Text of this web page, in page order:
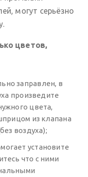
могут серьёзно
цветов,
заправлен, в
произведите
цвета,
из клапана
воздуха);
установите
что с ними